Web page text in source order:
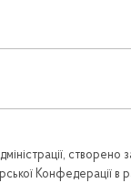
створено
Конфедерації в